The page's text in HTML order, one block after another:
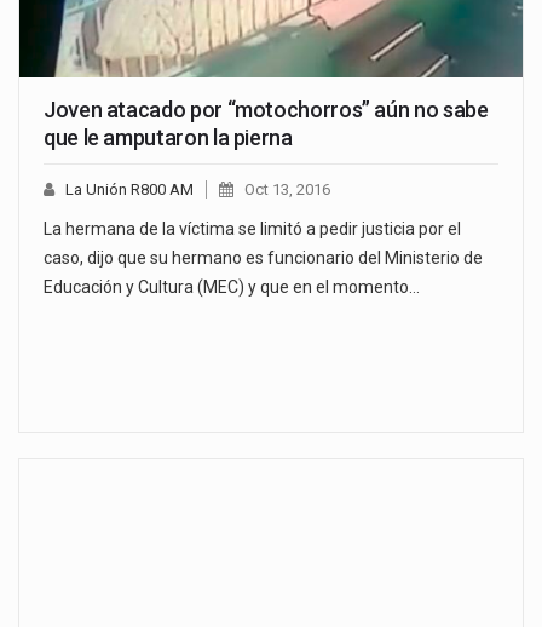
Joven atacado por “motochorros” aún no sabe
que le amputaron la pierna
La Unión R800 AM Oct 13, 2016
La hermana de la víctima se limitó a pedir justicia por el
caso, dijo que su hermano es funcionario del Ministerio de
Educación y Cultura (MEC) y que en el momento…